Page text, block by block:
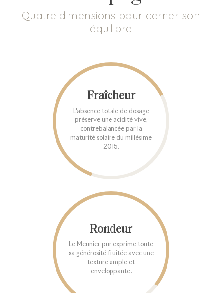
Quatre dimensions pour cerner son
équilibre
Fraîcheur
L'absence totale de dosage
préserve une acidité vive,
contrebalancée par la
maturité solaire du millésime
2015.
Rondeur
Le Meunier pur exprime toute
sa générosité fruitée avec une
texture ample et
enveloppante.